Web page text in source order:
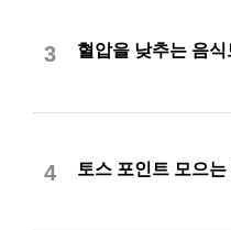
3 혈압을 낮추는 음
4 토스 포인트 모으는